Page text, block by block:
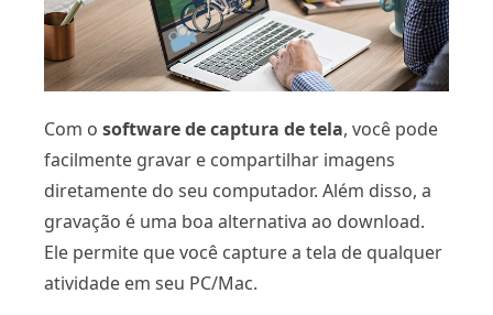
Com o software de captura de tela, você pode
facilmente gravar e compartilhar imagens
diretamente do seu computador. Além disso, a
gravação é uma boa alternativa ao download.
Ele permite que você capture a tela de qualquer
atividade em seu PC/Mac.